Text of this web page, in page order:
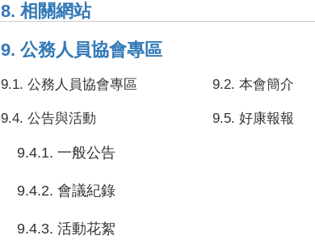
8. 相關網站
9. 公務人員協會專區
9.1. 公務人員協會專區 9.2. 本會簡介
9.4. 公告與活動
9.4.1. 一般公告
9.4.2. 會議紀錄
9.4.3. 活動花絮
9.5. 好康報報